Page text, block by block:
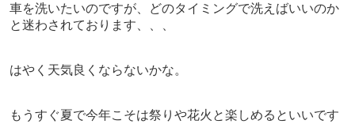
車を洗いたいのですが、どのタイミングで洗えばいいのか
と迷わされております、、、
はやく天気良くならないかな。
もうすぐ夏で今年こそは祭りや花火と楽しめるといいです